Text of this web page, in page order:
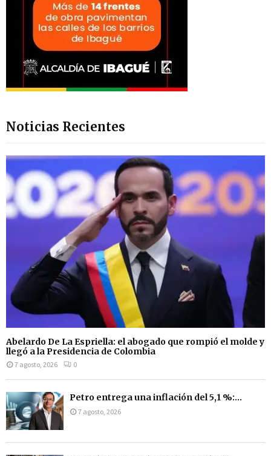
Noticias Recientes
Abelardo De La Espriella: el abogado que rompió el molde y
llegó a la Presidencia de Colombia
7 agosto, 2026 0
Petro entrega una inflación del 5,1 %:...
7 agosto, 2026